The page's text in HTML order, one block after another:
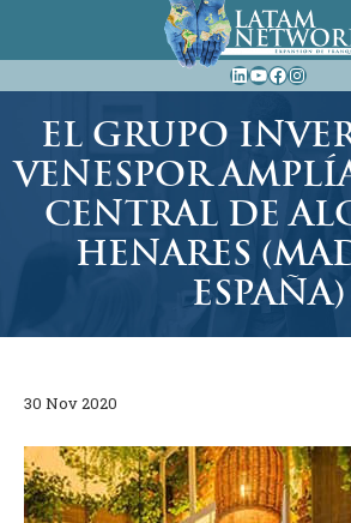
al
LinkedIn
YouTube
Facebook
EL GRUPO
VENESPOR
CENTRAL DE
HENARES
ESPAÑA)
30 Nov 2020